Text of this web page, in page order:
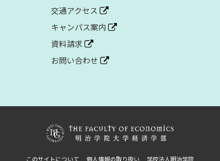
交通アクセス
キャンパス案内
資料請求
お問い合わせ
このサイトについて 個人情報の取り扱い 学校法人明治学院